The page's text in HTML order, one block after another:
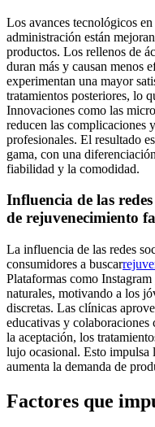
Los avances tecnológicos
administración están
productos. Los rellenos de
duran más y causan menos
experimentan una mayor
tratamientos posteriores, lo
Innovaciones como las
reducen las complicaciones
profesionales. El resultado
gama, con una
fiabilidad y la comodidad.
Influencia de las
de rejuvenecimiento
La influencia de las redes
consumidores a buscar
Plataformas como
naturales, motivando a los
discretas. Las clínicas
educativas y colaboraciones
la aceptación, los
lujo ocasional. Esto impulsa
aumenta la demanda de
Factores que